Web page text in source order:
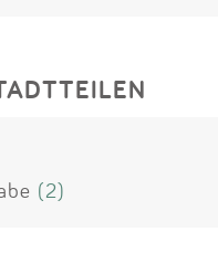
(2)